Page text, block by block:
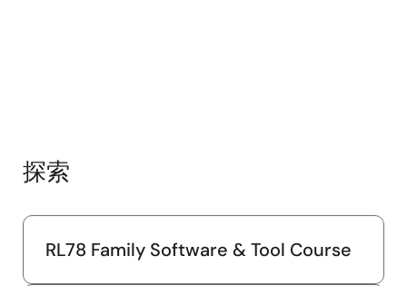
探索
RL78 Family Software & Tool Course